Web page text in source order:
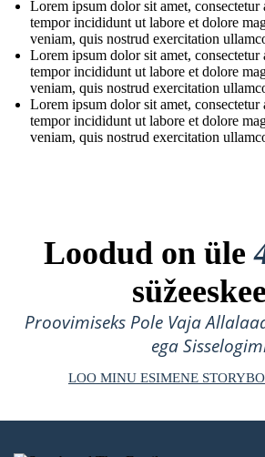
Lorem ipsum dolor sit amet,
tempor incididunt ut labore et dolore
veniam, quis nostrud exercitation
Lorem ipsum dolor sit amet,
tempor incididunt ut labore et dolore
veniam, quis nostrud exercitation
Lorem ipsum dolor sit amet,
tempor incididunt ut labore et dolore
veniam, quis nostrud exercitation
Loodud on üle
Proovimiseks Pole Vaja
ega
LOO MINU ESIMENE